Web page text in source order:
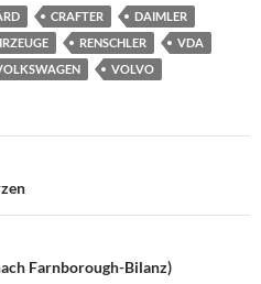
CRAFTER
DAIMLER
RENSCHLER
VDA
VOLVO
Farnborough-Bilanz)